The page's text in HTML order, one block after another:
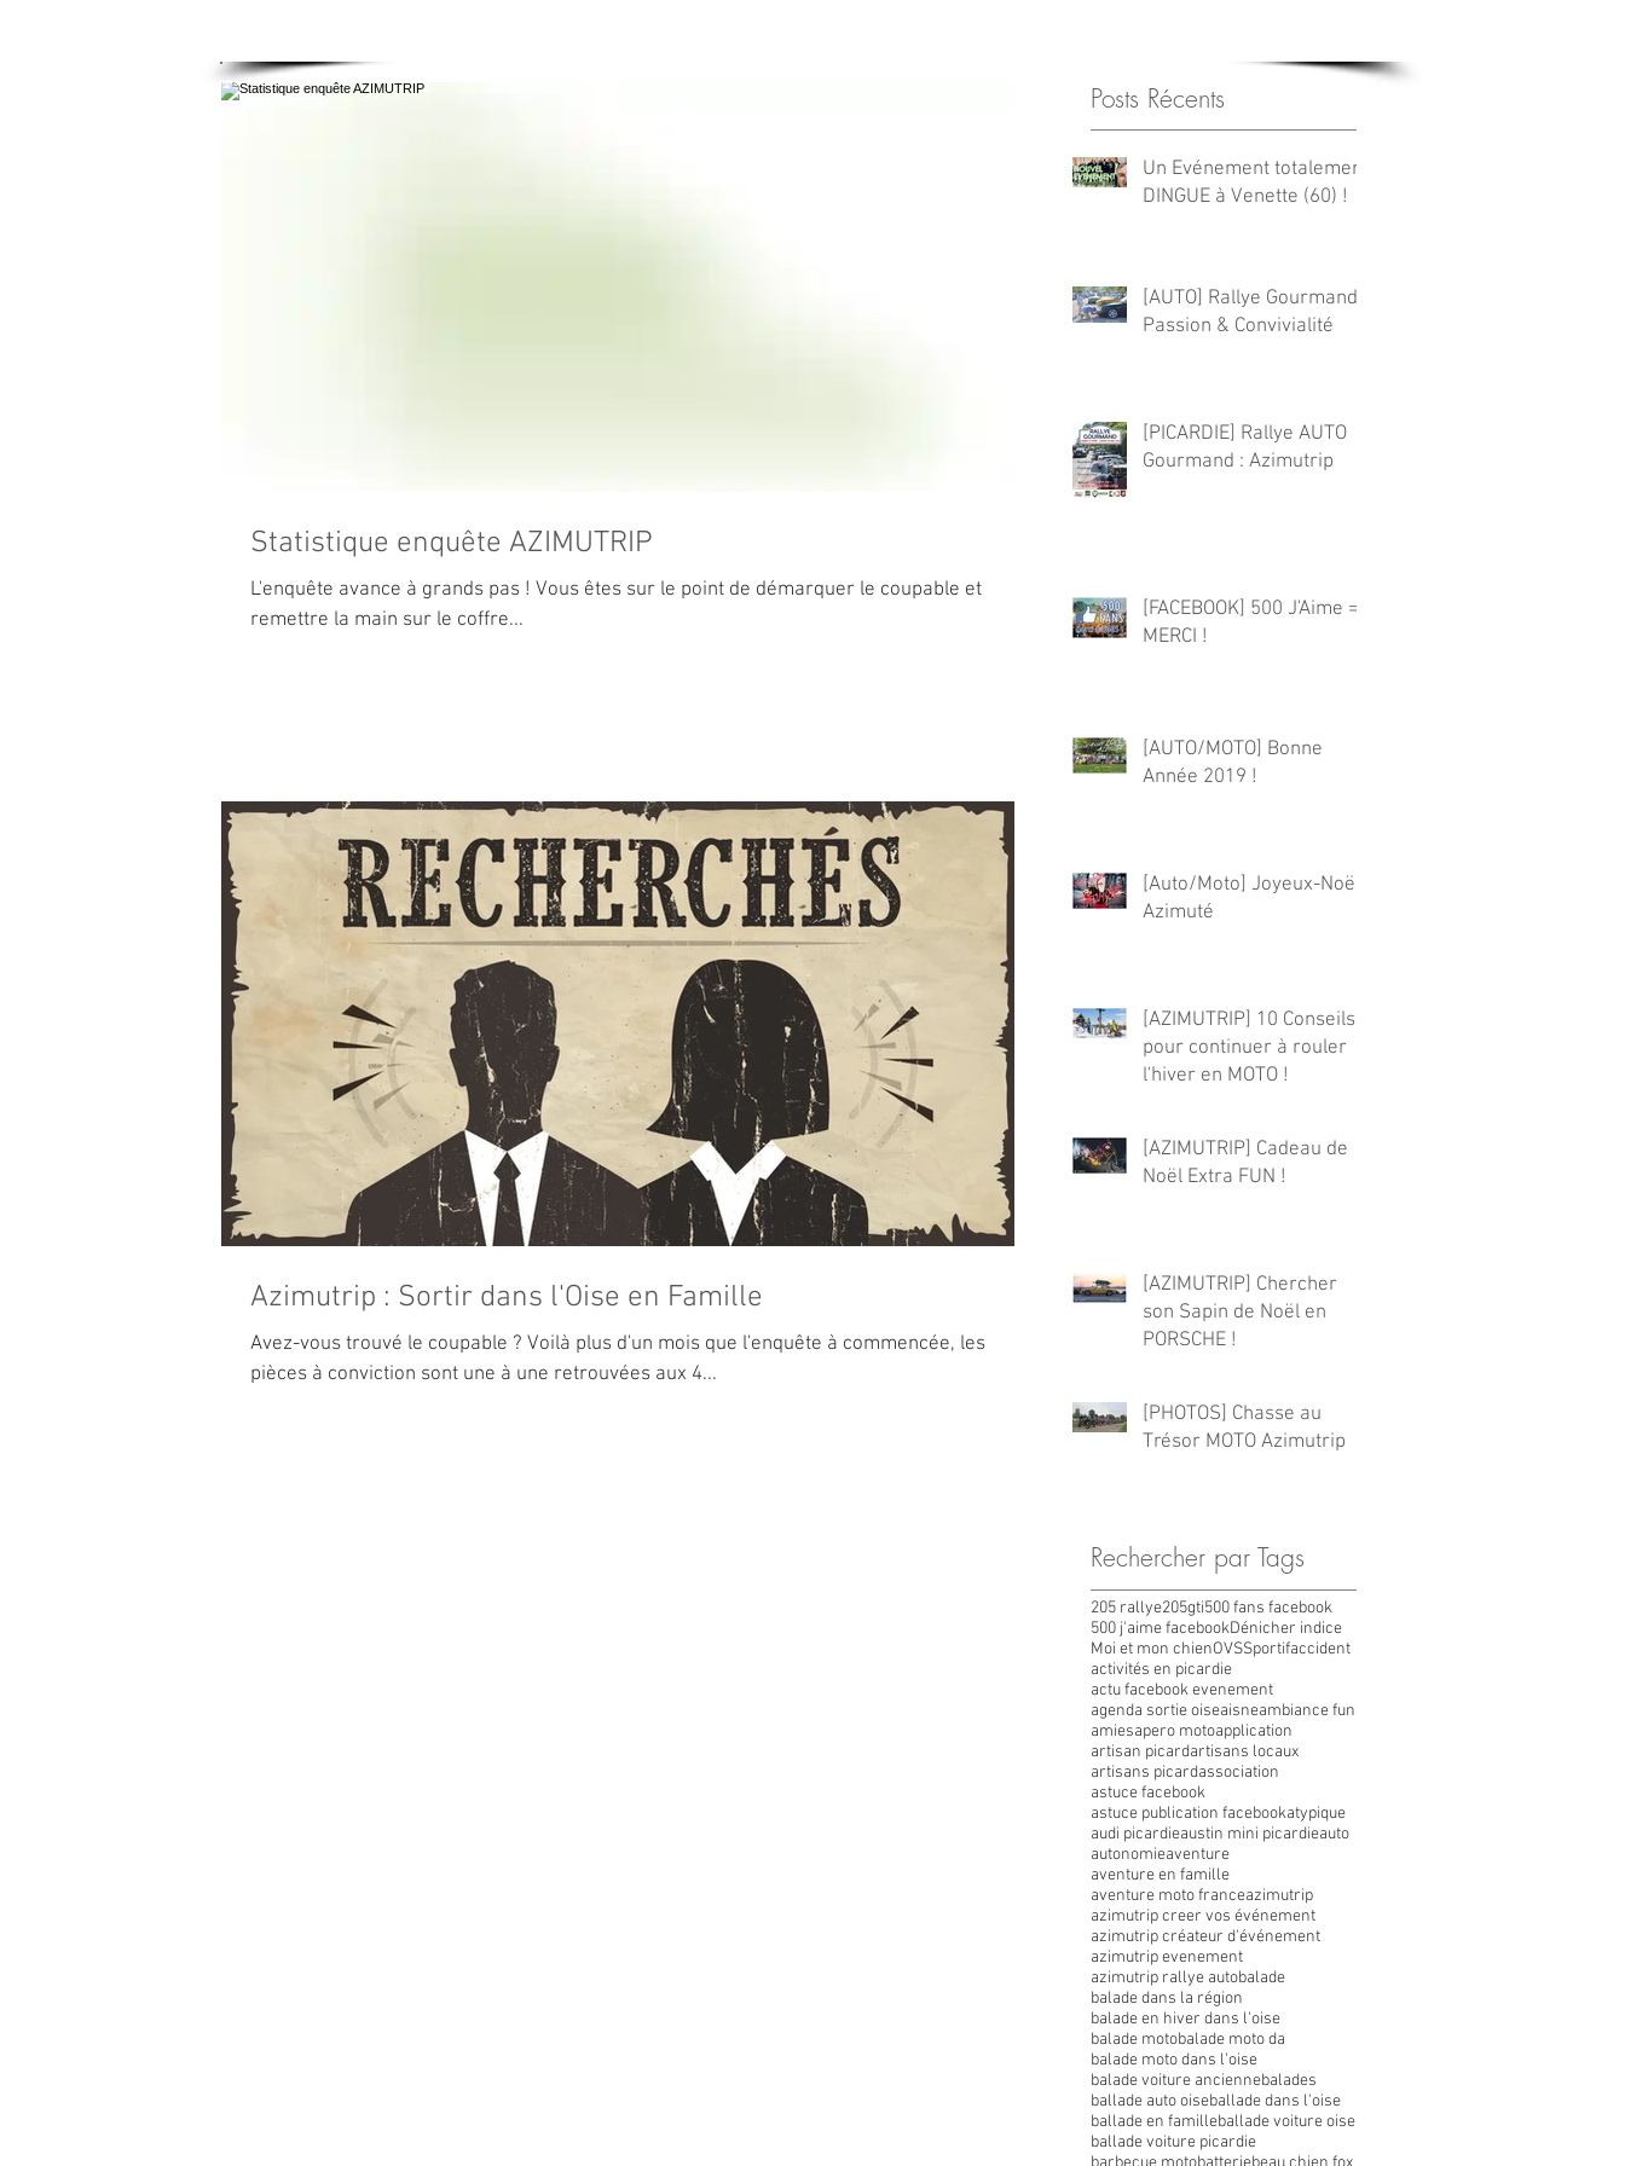
Statistique enquête AZIMUTRIP
L'enquête avance à grands pas ! Vous êtes sur le point de démarquer le coupable et
remettre la main sur le coffre...
Azimutrip : Sortir dans l'Oise en Famille
Avez-vous trouvé le coupable ? Voilà plus d'un mois que l'enquête à commencée, les
pièces à conviction sont une à une retrouvées aux 4...
Posts Récents
Un Evénement totalement
DINGUE à Venette (60) !
[AUTO] Rallye Gourmand :
Passion & Convivialité
[PICARDIE] Rallye AUTO
Gourmand : Azimutrip
[FACEBOOK] 500 J'Aime =>
MERCI !
[AUTO/MOTO] Bonne
Année 2019 !
[Auto/Moto] Joyeux-Noël
Azimuté
[AZIMUTRIP] 10 Conseils
pour continuer à rouler
l'hiver en MOTO !
[AZIMUTRIP] Cadeau de
Noël Extra FUN !
[AZIMUTRIP] Chercher
son Sapin de Noël en
PORSCHE !
[PHOTOS] Chasse au
Trésor MOTO Azimutrip
Rechercher par Tags
205 rallye205gti500 fans facebook
500 j'aime facebookDénicher indice
Moi et mon chienOVSSportifaccident
activités en picardie
actu facebook evenement
agenda sortie oiseaisneambiance fun
amiesapero motoapplication
artisan picardartisans locaux
artisans picardassociation
astuce facebook
astuce publication facebookatypique
audi picardieaustin mini picardieauto
autonomieaventure
aventure en famille
aventure moto franceazimutrip
azimutrip creer vos événement
azimutrip créateur d'événement
azimutrip evenement
azimutrip rallye autobalade
balade dans la région
balade en hiver dans l'oise
balade motobalade moto da
balade moto dans l'oise
balade voiture anciennebalades
ballade auto oiseballade dans l'oise
ballade en familleballade voiture oise
ballade voiture picardie